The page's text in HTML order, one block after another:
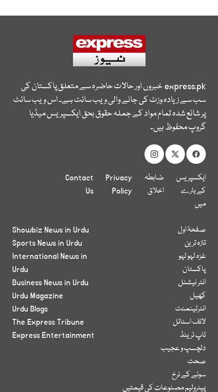
express.pkخبروں اور حالات حاضرہ سے متعلق پاکستان کی
سب سے زیادہ وزٹ کی جانے والی ویب سائٹ ہے۔ اس ویب سائٹ
پر شائع شدہ تمام مواد کے جملہ حقوق بحق ایکسپریس میڈیا
گروپ محفوظ ہیں۔
ایکسپریس
کے بارے
میں
ضابطہ
اخلاق
Privacy
Policy
Contact
Us
صفحۂ اول
تازہ ترین
غزہ لہو لہو
پاکستان
انٹر نیشنل
کھیل
انٹرٹینمنٹ
لائف اسٹائل
ٹاپ ٹرینڈ
دلچسپ و عجیب
صحت
سونے کے نرخ
پیٹرولیم مصنوعات کی قیمتیں
Showbiz News in Urdu
Sports News in Urdu
International News in
Urdu
Business News in Urdu
Urdu Magazine
Urdu Blogs
The Express Tribune
Express Entertainment